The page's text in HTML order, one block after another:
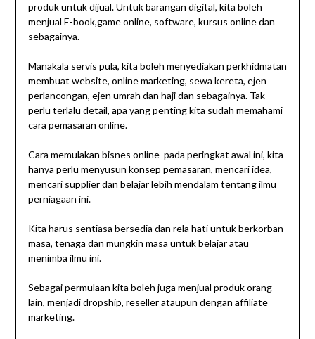
produk untuk dijual. Untuk barangan digital, kita boleh
menjual E-book,game online, software, kursus online dan
sebagainya.
Manakala servis pula, kita boleh menyediakan perkhidmatan
membuat website, online marketing, sewa kereta, ejen
perlancongan, ejen umrah dan haji dan sebagainya. Tak
perlu terlalu detail, apa yang penting kita sudah memahami
cara pemasaran online.
Cara memulakan bisnes online pada peringkat awal ini, kita
hanya perlu menyusun konsep pemasaran, mencari idea,
mencari supplier dan belajar lebih mendalam tentang ilmu
perniagaan ini.
Kita harus sentiasa bersedia dan rela hati untuk berkorban
masa, tenaga dan mungkin masa untuk belajar atau
menimba ilmu ini.
Sebagai permulaan kita boleh juga menjual produk orang
lain, menjadi dropship, reseller ataupun dengan affiliate
marketing.